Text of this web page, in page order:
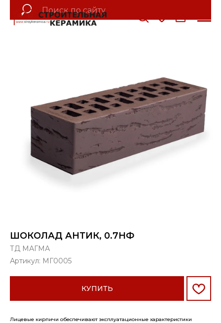
ШОКОЛАД АНТИК, 0.7НФ
ТД МАГМА
Артикул: МГ0005
КУПИТЬ
Лицевые кирпичи обеспечивают эксплуатационные характеристики